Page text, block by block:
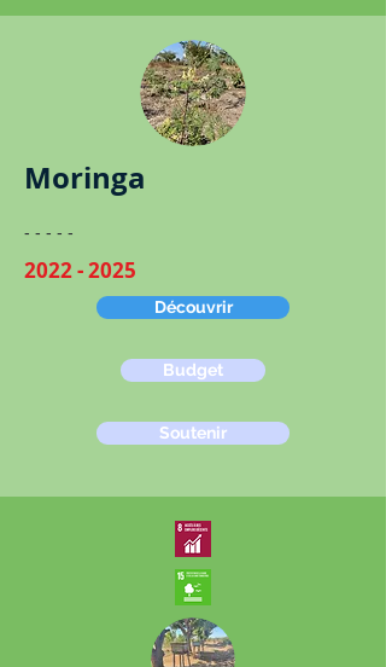
Moringa
​​- - - - -
2022 - 2025
Découvrir
Budget
Soutenir